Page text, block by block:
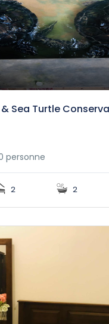
Sea Turtle
personne
2 2